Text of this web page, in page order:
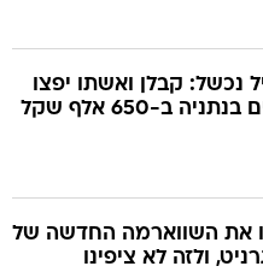
נכשל: קבלן ואשתו יפצו
ב-650 אלף שקל
את השווארמה החדשה של
ולזה לא ציפינו